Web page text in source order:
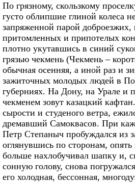
По грязному, скользкому
густо облипшие глиной колеса
запряженной парой доброезжих,
притомленных и припотелых
плотно укутавшись в синий
грязью чекмень (Чекмень –
обычная осенняя, а иной раз и
зажиточных молодых людей в
губерниях. На Дону, на Урале и
чекменем зовут казацкий
сырости и студеного ветра,
дремавший Самоквасов. При
Петр Степаныч пробуждался из
оглянувшись по сторонам, опять
больше нахлобучивал шапку и,
сонную голову, снова
его холодная, бессонная,